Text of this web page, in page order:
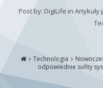
Post by: DigiLife in Artykuły
Technologia
odpowiednie sufity